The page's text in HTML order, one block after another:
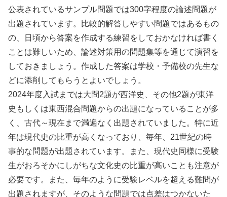
公表されているサンプル問題では300字程度の論述問題が
出題されています。比較的解答しやすい問題ではあるもの
の、日頃から答案を作成する練習をしておかなければ書く
ことは難しいため、論述対策用の問題集等を通じて演習を
しておきましょう。作成した答案は学校・予備校の先生な
どに添削してもらうとよいでしょう。
2024年度入試までは大問2題が西洋史、その他2題が東洋
史もしくは東西混合問題からの出題になっていることが多
く、古代～現在まで満遍なく出題されていました。特に近
年は現代史の比重が高くなっており、毎年、21世紀の時
事的な問題が出題されています。また、現代史同様に受験
生がおろそかにしがちな文化史の比重が高いことも注意が
必要です。また、毎年のように受験レベルを超える難問が
出題されますが、そのような問題では点差はつかないた